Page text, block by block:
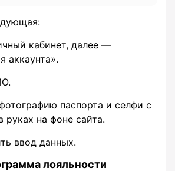
кабинет, далее —
аккаунта».
паспорта и селфи с
руках на фоне сайта.
ввод данных.
лояльности